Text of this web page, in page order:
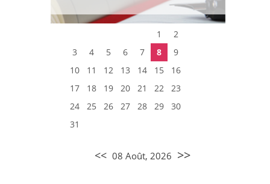
1
2
3
4 5 6 7 8
9
10
11 12 13 14 15
16
17
18 19 20 21 22
23
24
25 26 27 28 29
30
31
<< 08 Août, 2026 >>